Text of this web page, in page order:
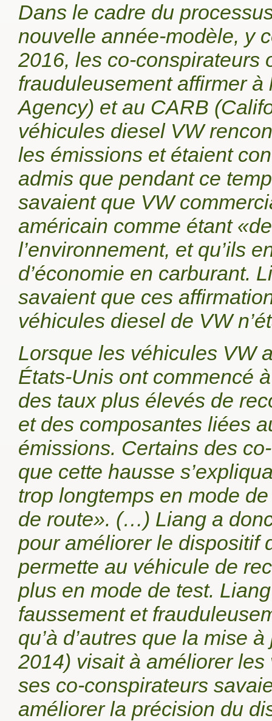
Dans le cadre du
nouvelle année-modèle, y
2016, les co-conspirateurs
frauduleusement affirmer à
Agency) et au CARB
véhicules diesel VW
les émissions et étaient
admis que pendant ce
savaient que VW
américain comme étant
l’environnement, et qu’ils
d’économie en carburant.
savaient que ces
véhicules diesel de VW
Lorsque les véhicules VW
États-Unis ont commencé
des taux plus élevés de
et des composantes liées
émissions. Certains des
que cette hausse
trop longtemps en mode
de route». (…) Liang a
pour améliorer le dispositif
permette au véhicule de
plus en mode de test.
faussement et
qu’à d’autres que la mise
2014) visait à améliorer
ses co-conspirateurs
améliorer la précision du